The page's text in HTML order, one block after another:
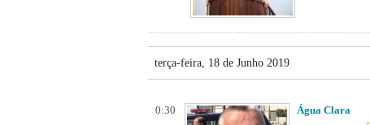
terça-feira, 18 de Junho 2019
0:30 Água Clara